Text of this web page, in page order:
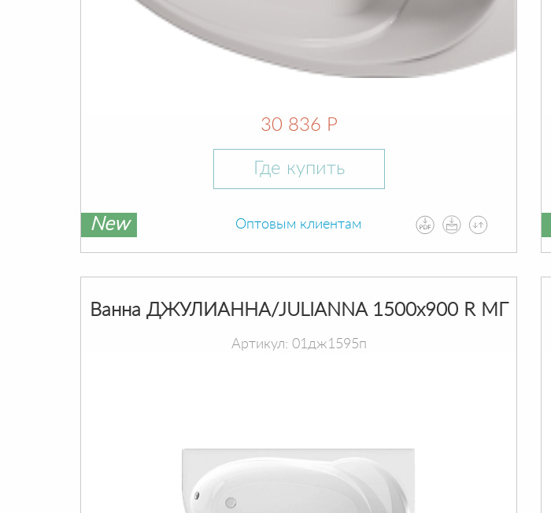
30 836 Р
Где купить
New Оптовым клиентам
Ванна ДЖУЛИАННА/JULIANNA 1500х900 R МГ
Артикул: 01дж1595п